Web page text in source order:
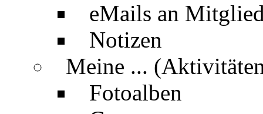
eMails an
Notizen
Meine ...
Fotoalben